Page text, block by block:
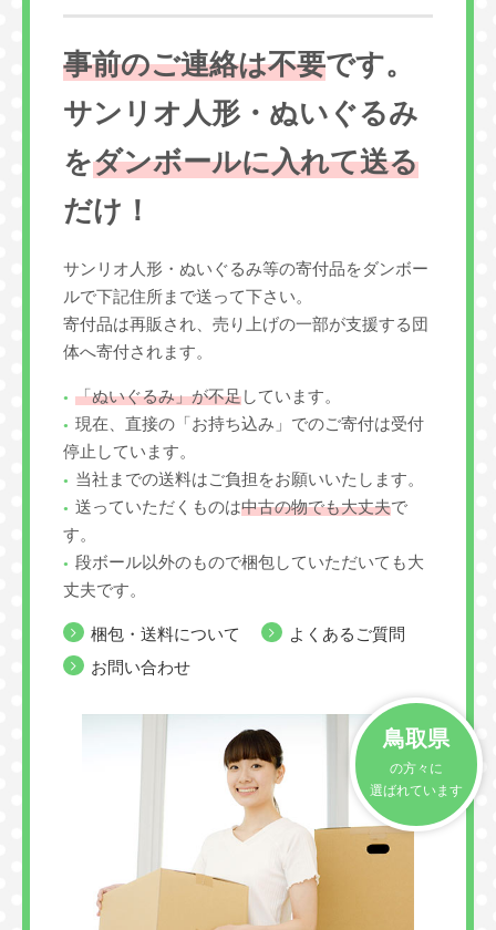
事前のご連絡は不要です。
サンリオ人形・ぬいぐるみ
をダンボールに入れて送る
だけ！
サンリオ人形・ぬいぐるみ等の寄付品をダンボー
ルで下記住所まで送って下さい。
寄付品は再販され、売り上げの一部が支援する団
体へ寄付されます。
「ぬいぐるみ」が不足しています。
現在、直接の「お持ち込み」でのご寄付は受付
停止しています。
当社までの送料はご負担をお願いいたします。
送っていただくものは中古の物でも大丈夫で
す。
段ボール以外のもので梱包していただいても大
丈夫です。
梱包・送料について
よくあるご質問
お問い合わせ
鳥取県
の方々に
選ばれています